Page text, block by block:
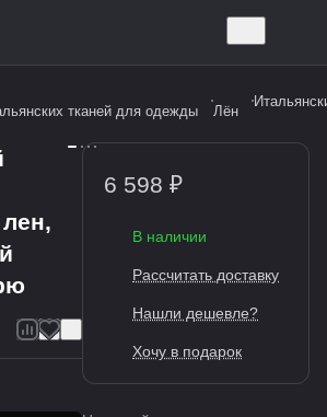
тканей для одежды Лён
6 598 ₽
В наличии
Рассчитать доставку
Нашли дешевле?
Хочу в подарок